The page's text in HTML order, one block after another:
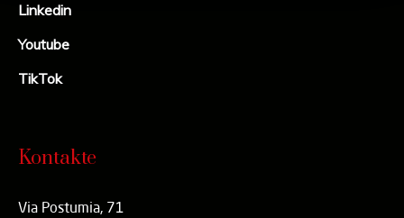
Linkedin
Youtube
TikTok
Kontakte
Via Postumia, 71